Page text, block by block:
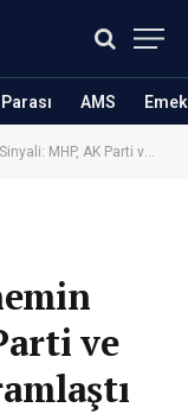
AMS
Parti ve DEM Parti ile Bayramlaştı
ve